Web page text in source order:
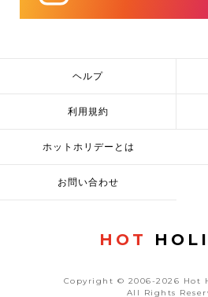
ヘルプ
利用規約
ホットホリデーとは
お問い合わせ
HOT
Copyright © 2006-2026 Hot
All Rights